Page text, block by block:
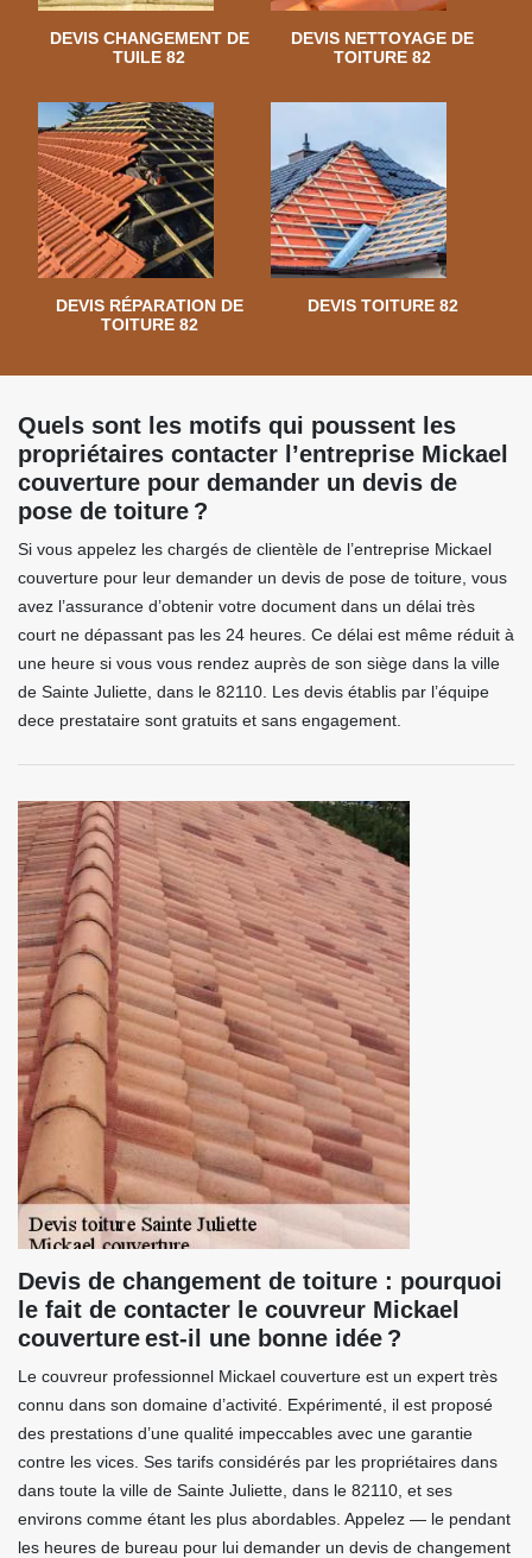
DEVIS CHANGEMENT DE
TUILE 82
DEVIS NETTOYAGE DE
TOITURE 82
DEVIS RÉPARATION DE
TOITURE 82
DEVIS TOITURE 82
Quels sont les motifs qui poussent les
propriétaires contacter l’entreprise Mickael
couverture pour demander un devis de
pose de toiture ?
Si vous appelez les chargés de clientèle de l’entreprise Mickael
couverture pour leur demander un devis de pose de toiture, vous
avez l’assurance d’obtenir votre document dans un délai très
court ne dépassant pas les 24 heures. Ce délai est même réduit à
une heure si vous vous rendez auprès de son siège dans la ville
de Sainte Juliette, dans le 82110. Les devis établis par l’équipe
dece prestataire sont gratuits et sans engagement.
Devis de changement de toiture : pourquoi
le fait de contacter le couvreur Mickael
couverture est-il une bonne idée ?
Le couvreur professionnel Mickael couverture est un expert très
connu dans son domaine d’activité. Expérimenté, il est proposé
des prestations d’une qualité impeccables avec une garantie
contre les vices. Ses tarifs considérés par les propriétaires dans
dans toute la ville de Sainte Juliette, dans le 82110, et ses
environs comme étant les plus abordables. Appelez — le pendant
les heures de bureau pour lui demander un devis de changement